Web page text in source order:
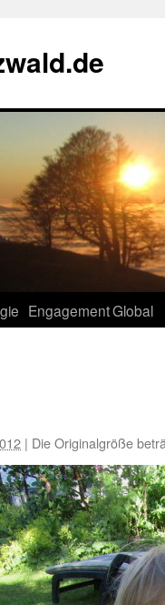
EngagementGlobal
| Die Originalgröße